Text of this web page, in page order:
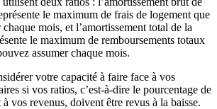
le maximum de frais de logement que
mois, et l’amortissement total de la
le maximum de remboursements totaux
assumer chaque mois.
votre capacité à faire face à vos
si vos ratios, c’est-à-dire le pourcentage de
vos revenus, doivent être revus à la baisse.